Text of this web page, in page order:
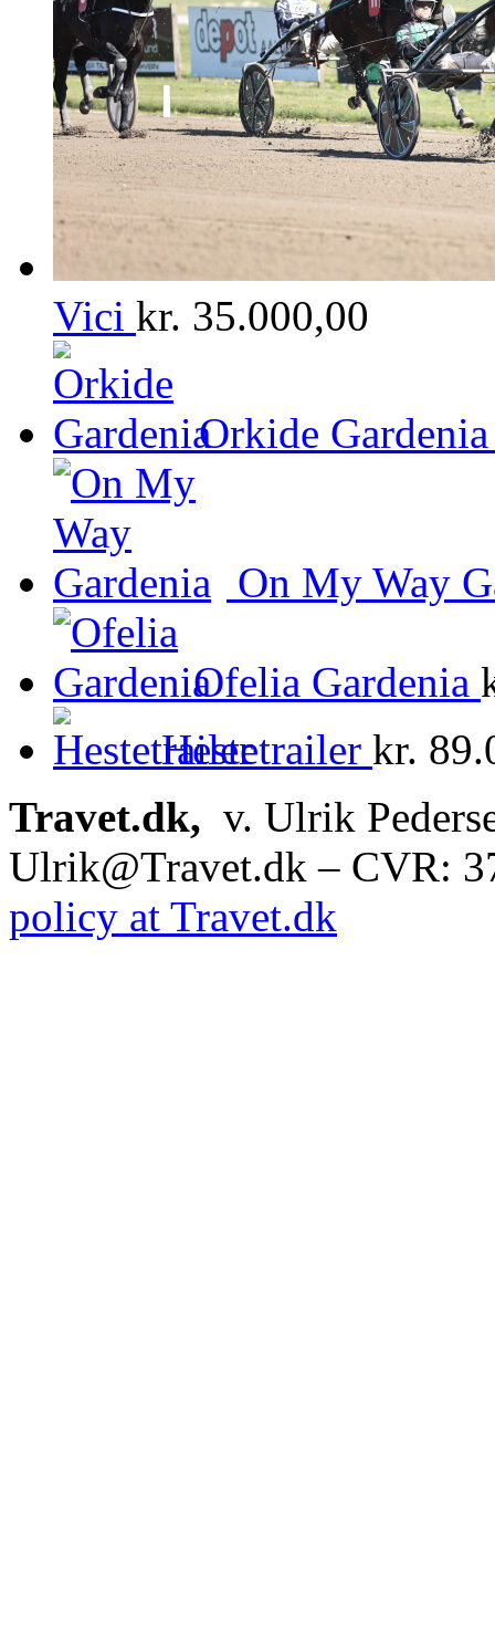
Vici kr. 35.000,00
Orkide Gardenia
On My Way
Ofelia Gardenia
Hestetrailer kr.
Travet.dk, v. Ulrik
Ulrik@Travet.dk – CVR:
policy at Travet.dk